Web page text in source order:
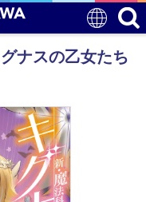
ナスの乙女たち